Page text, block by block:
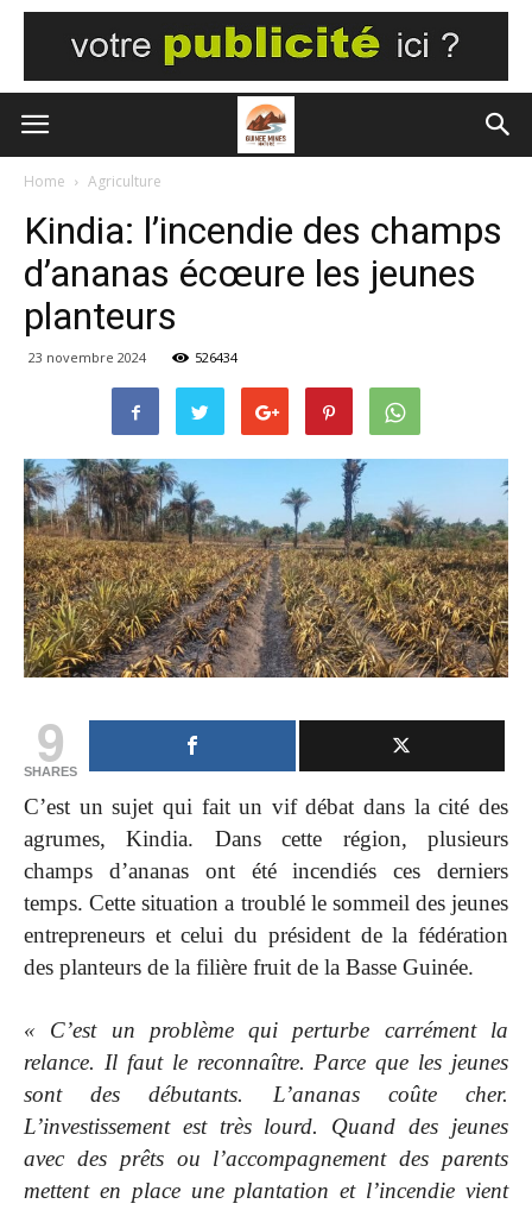
Home Agriculture
Kindia: l’incendie des champs
d’ananas écœure les jeunes
planteurs
23 novembre 2024 526434
9
SHARES
C’est un sujet qui fait un vif débat dans la cité des
agrumes, Kindia. Dans cette région, plusieurs
champs d’ananas ont été incendiés ces derniers
temps. Cette situation a troublé le sommeil des jeunes
entrepreneurs et celui du président de la fédération
des planteurs de la filière fruit de la Basse Guinée.
« C’est un problème qui perturbe carrément la
relance. Il faut le reconnaître. Parce que les jeunes
sont des débutants. L’ananas coûte cher.
L’investissement est très lourd. Quand des jeunes
avec des prêts ou l’accompagnement des parents
mettent en place une plantation et l’incendie vient